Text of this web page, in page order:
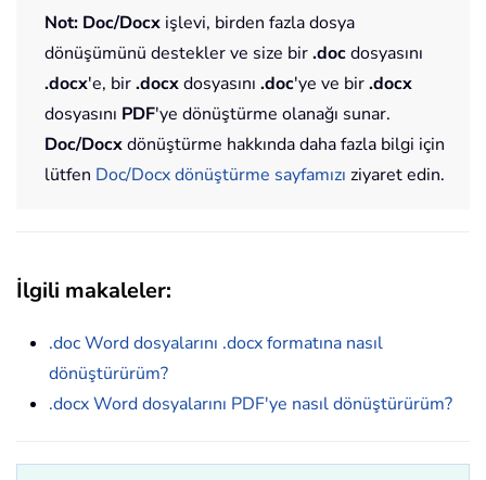
Not: Doc/Docx işlevi, birden fazla dosya
dönüşümünü destekler ve size bir.docdosyasını
.docx'e, bir.docxdosyasını .doc'ye ve bir.docx
dosyasını PDF'ye dönüştürme olanağı sunar.
Doc/Docxdönüştürme hakkında daha fazla bilgi için
lütfen Doc/Docx dönüştürme sayfamızı ziyaret edin.
İlgili makaleler:
.doc Word dosyalarını .docx formatına nasıl
dönüştürürüm?
.docx Word dosyalarını PDF'ye nasıl dönüştürürüm?